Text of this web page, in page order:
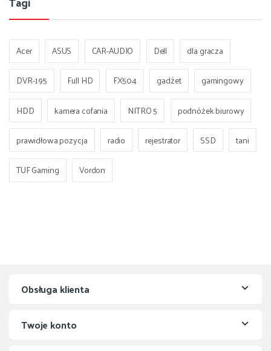
Acer ASUS CAR-AUDIO Dell
dla gracza
DVR-195
Full HD FX504 gadżet
gamingowy
HDD
kamera cofania NITRO 5
podnóżek biurowy
prawidłowa pozycja
radio rejestrator SSD
tani
TUF Gaming
Vordon
Obsługa klienta
Twoje konto